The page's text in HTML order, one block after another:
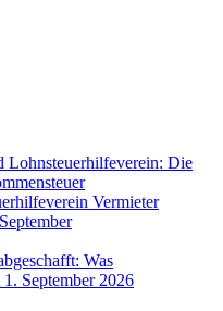
Lohnsteuerhilfeverein: Die
Vermieter
Was
September 2026